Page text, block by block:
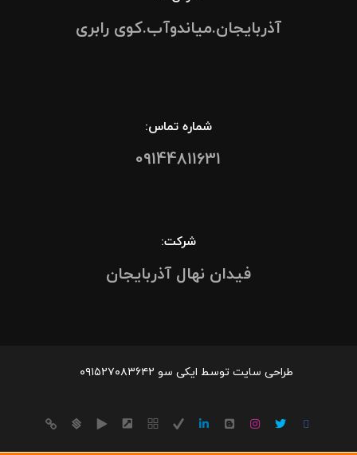
آذربایجان.میاندوآب.کوی رابری
شماره تماس:
09144811631
شرکت:
فیدان نهال آذربایجان
طراحی سایت توسط ایکی سو ۰۹۱۵۲۷۰۸۳۶۴۲